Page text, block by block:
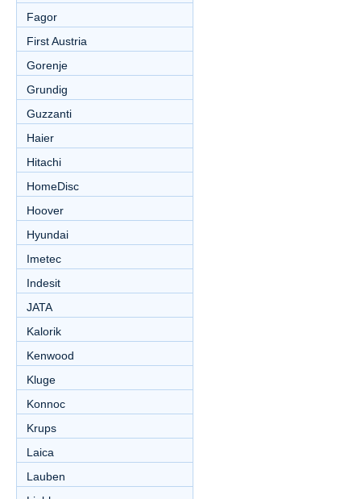
Fagor
First Austria
Gorenje
Grundig
Guzzanti
Haier
Hitachi
HomeDisc
Hoover
Hyundai
Imetec
Indesit
JATA
Kalorik
Kenwood
Kluge
Konnoc
Krups
Laica
Lauben